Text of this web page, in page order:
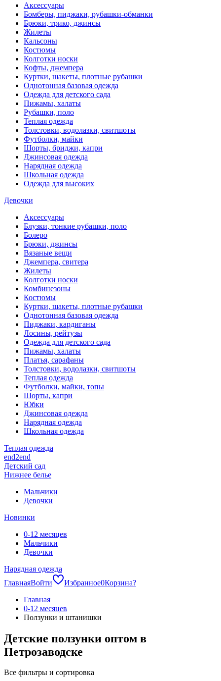
Аксессуары
Бомберы, пиджаки, рубашки-обманки
Брюки, трико, джинсы
Жилеты
Кальсоны
Костюмы
Колготки носки
Кофты, джемпера
Куртки, шакеты, плотные рубашки
Однотонная базовая одежда
Одежда для детского сада
Пижамы, халаты
Рубашки, поло
Теплая одежда
Толстовки, водолазки, свитшоты
Футболки, майки
Шорты, бриджи, капри
Джинсовая одежда
Нарядная одежда
Школьная одежда
Одежда для высоких
Девочки
Аксессуары
Блузки, тонкие рубашки, поло
Болеро
Брюки, джинсы
Вязаные вещи
Джемпера, свитера
Жилеты
Колготки носки
Комбинезоны
Костюмы
Куртки, шакеты, плотные рубашки
Однотонная базовая одежда
Пиджаки, кардиганы
Лосины, рейтузы
Одежда для детского сада
Пижамы, халаты
Платья, сарафаны
Толстовки, водолазки, свитшоты
Теплая одежда
Футболки, майки, топы
Шорты, капри
Юбки
Джинсовая одежда
Нарядная одежда
Школьная одежда
Теплая одежда
end2end
Детский сад
Нижнее белье
Мальчики
Девочки
Новинки
0-12 месяцев
Мальчики
Девочки
Нарядная одежда
ГлавнаяВойти Избранное0Корзина?
Главная
0-12 месяцев
Ползунки и штанишки
Детские ползунки оптом в
Петрозаводске
Все фильтры и сортировка